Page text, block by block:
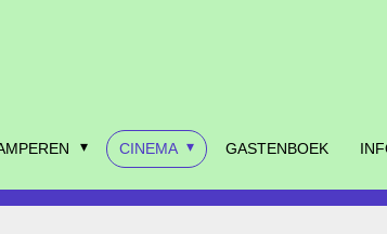
CINEMA GASTENBOEK